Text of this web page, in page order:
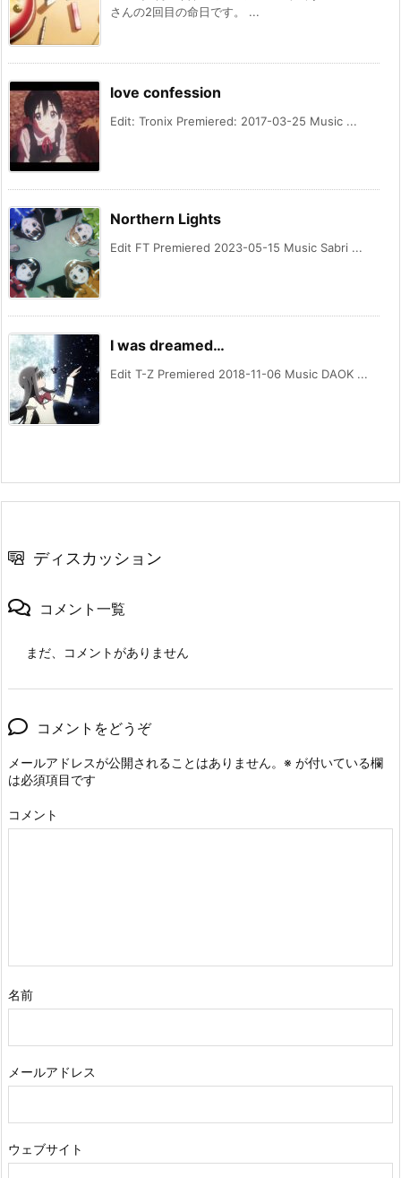
さんの2回目の命日です。 ...
love confession
Edit: Tronix Premiered: 2017-03-25 Music ...
Northern Lights
Edit FT Premiered 2023-05-15 Music Sabri ...
I was dreamed…
Edit T-Z Premiered 2018-11-06 Music DAOK ...
ディスカッション
コメント一覧
まだ、コメントがありません
コメントをどうぞ
メールアドレスが公開されることはありません。 ※ が付いている欄
は必須項目です
コメント
名前
メールアドレス
ウェブサイト